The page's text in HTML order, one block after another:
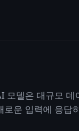
모델은 대규모 데
로운 입력에 응답